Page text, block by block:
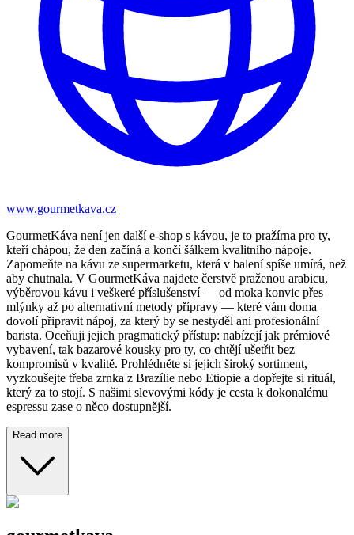
www.gourmetkava.cz
GourmetKáva není jen další e-shop s kávou, je to pražírna pro ty,
kteří chápou, že den začíná a končí šálkem kvalitního nápoje.
Zapomeňte na kávu ze supermarketu, která v balení spíše umírá, než
aby chutnala. V GourmetKáva najdete čerstvě praženou arabicu,
výběrovou kávu i veškeré příslušenství — od moka konvic přes
mlýnky až po alternativní metody přípravy — které vám doma
dovolí připravit nápoj, za který by se nestyděl ani profesionální
barista. Oceňuji jejich pragmatický přístup: nabízejí jak prémiové
vybavení, tak bazarové kousky pro ty, co chtějí ušetřit bez
kompromisů v kvalitě. Prohlédněte si jejich široký sortiment,
vyzkoušejte třeba zrnka z Brazílie nebo Etiopie a dopřejte si rituál,
který za to stojí. S našimi slevovými kódy je cesta k dokonalému
espressu zase o něco dostupnější.
Read more